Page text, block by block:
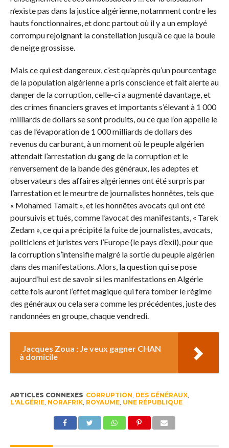
n’existe pas dans la justice algérienne, notamment contre les
hauts fonctionnaires, et donc partout où il y a un employé
corrompu rejoignant la constellation jusqu’à ce que la boule
de neige grossisse.
Mais ce qui est dangereux, c’est qu’après qu’un pourcentage
de la population algérienne a pris conscience et fait alerte au
danger de la corruption, celle-ci a augmenté davantage, et
des crimes financiers graves et importants s’élevant à 1 000
milliards de dollars se sont produits, ou ce que l’on appelle le
cas de l’évaporation de 1 000 milliards de dollars des
revenus du carburant, à un moment où le peuple algérien
attendait l’arrestation du gang de la corruption et le
renversement de la bande des généraux, les adeptes et
observateurs des affaires algériennes ont été surpris par
l’arrestation et le meurtre de journalistes honnêtes, tels que
« Mohamed Tamalt », et les honnêtes avocats qui ont été
poursuivis et tués, comme l’avocat des manifestants, « Tarek
Zedam », ce qui a précipité la fuite de journalistes, avocats,
politiciens et juristes vers l’Europe (le pays d’exil), pour que
la corruption s’intensifie malgré la sortie du peuple algérien
dans des manifestations. Alors, la question qui se pose
aujourd’hui est de savoir si les manifestations en Algérie
cette fois auront l’effet magique qui fera tomber le régime
des généraux ou cela sera comme les précédentes, juste des
randonnées en groupe, chaque vendredi.
Jacques Zoua : Je veux gagner CHAN
à domicile
ARTICLES CONNEXES CORRUPTION, DES GÉNÉRAUX,
L'ALGÉRIE, NORAFRIK, ROYAUME, UNE RÉPUBLIQUE